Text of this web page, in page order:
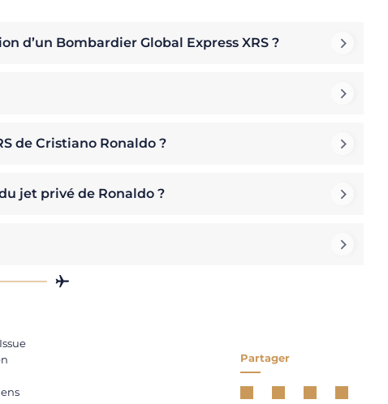
d’un Bombardier Global Express XRS ?
de Cristiano Ronaldo ?
jet privé de Ronaldo ?
Partager